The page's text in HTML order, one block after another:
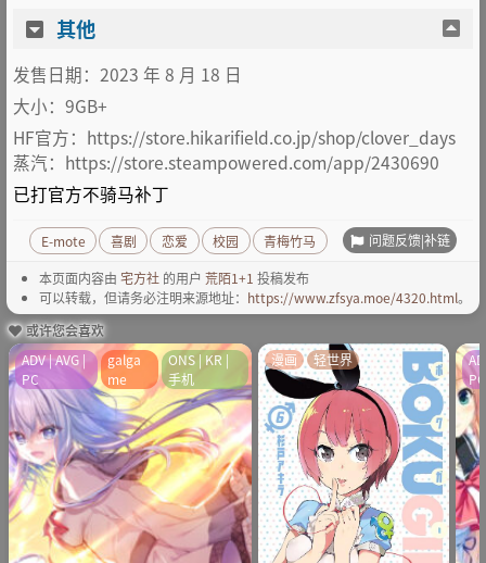
其他
发售日期：2023 年 8 月 18 日
大小：9GB+
HF官方：https://store.hikarifield.co.jp/shop/clover_days
蒸汽：https://store.steampowered.com/app/2430690
已打官方不骑马补丁
E-mote 喜剧 恋爱 校园 青梅竹马 问题反馈|补链
本页面内容由 宅方社 的用户 荒陌1+1 投稿发布
可以转载，但请务必注明来源地址： https://www.zfsya.moe/4320.html。
或许您会喜欢
ADV | AVG |
PC
galga
me
ONS | KR |
手机
漫画 轻世界
PC